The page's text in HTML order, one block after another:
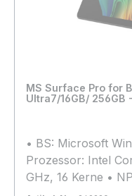
MS Surface Pro for
Ultra7/16GB/ 256GB
• BS: Microsoft
Prozessor: Intel
GHz, 16 Kerne •